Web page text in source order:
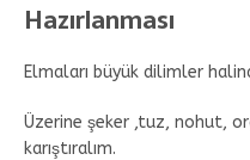
Hazırlanması
Elmaları büyük dilimler
Üzerine şeker ,tuz, nohut,
karıştıralım.